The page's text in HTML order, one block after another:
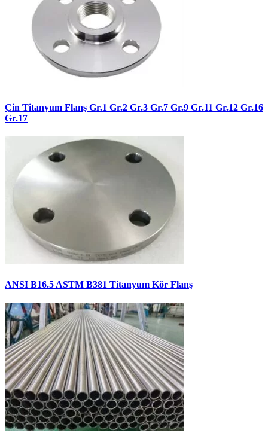
Çin Titanyum Flanş Gr.1 Gr.2 Gr.3 Gr.7 Gr.9 Gr.11 Gr.12 Gr.16
Gr.17
ANSI B16.5 ASTM B381 Titanyum Kör Flanş